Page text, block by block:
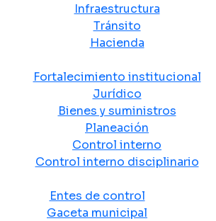
Infraestructura
Tránsito
Hacienda
Fortalecimiento institucional
Jurídico
Bienes y suministros
Planeación
Control interno
Control interno disciplinario
Entes de control
Gaceta municipal